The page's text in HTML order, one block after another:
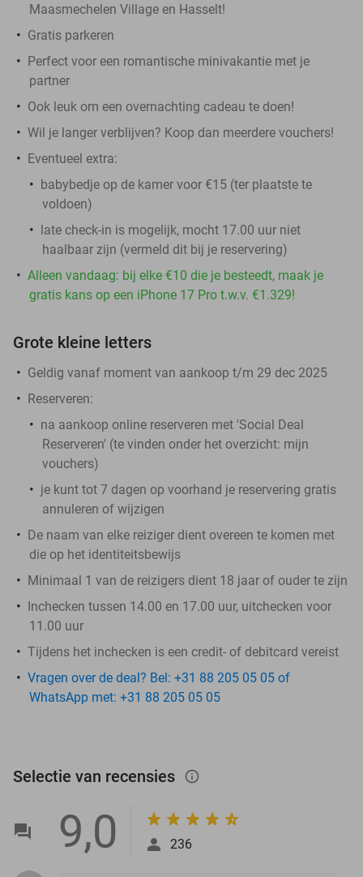
Maasmechelen Village en Hasselt!
Gratis parkeren
Perfect voor een romantische minivakantie met je
partner
Ook leuk om een overnachting cadeau te doen!
Wil je langer verblijven? Koop dan meerdere vouchers!
Eventueel extra:
babybedje op de kamer voor €15 (ter plaatste te
voldoen)
late check-in is mogelijk, mocht 17.00 uur niet
haalbaar zijn (vermeld dit bij je reservering)
Alleen vandaag: bij elke €10 die je besteedt, maak je
gratis kans op een iPhone 17 Pro t.w.v. €1.329!
Grote kleine letters
Geldig vanaf moment van aankoop t/m 29 dec 2025
Reserveren:
na aankoop online reserveren met 'Social Deal
Reserveren' (te vinden onder het overzicht: mijn
vouchers)
je kunt tot 7 dagen op voorhand je reservering gratis
annuleren of wijzigen
De naam van elke reiziger dient overeen te komen met
die op het identiteitsbewijs
Minimaal 1 van de reizigers dient 18 jaar of ouder te zijn
Inchecken tussen 14.00 en 17.00 uur, uitchecken voor
11.00 uur
Tijdens het inchecken is een credit- of debitcard vereist
Vragen over de deal? Bel: +31 88 205 05 05 of
WhatsApp met: +31 88 205 05 05
Selectie van recensies info_outlined
9,0 236